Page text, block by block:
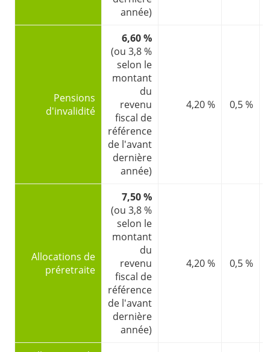
année)
Pensions
d'invalidité
6,60 %
(ou 3,8 %
selon le
montant
du
revenu
fiscal de
référence
de l'avant
dernière
année)
4,20 % 0,5 %
Allocations de
préretraite
7,50 %
(ou 3,8 %
selon le
montant
du
revenu
fiscal de
référence
de l'avant
dernière
année)
4,20 % 0,5 %